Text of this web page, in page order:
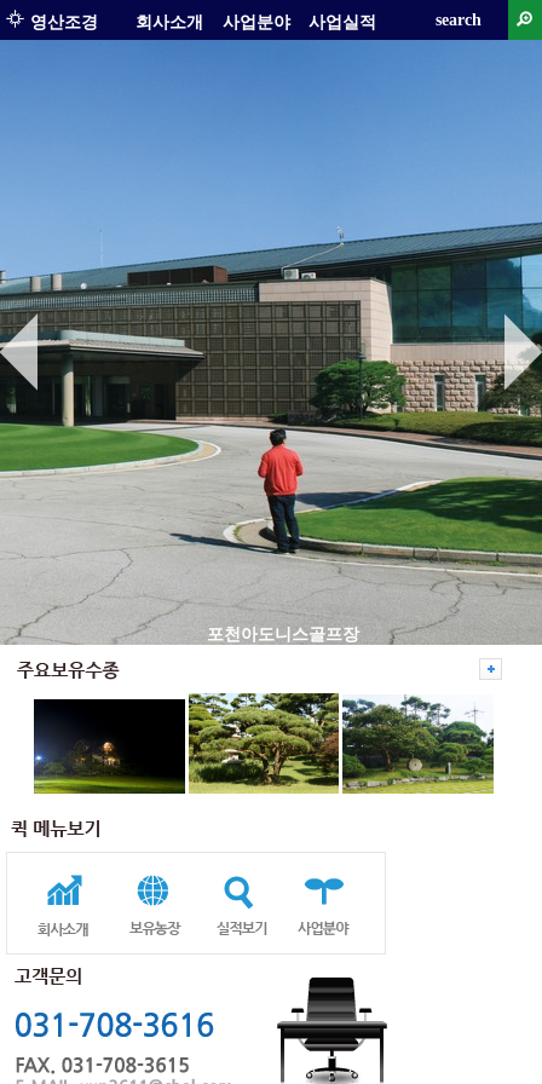
영산조경 회사소개 사업분야 사업실적 search
포천아도니스골프장